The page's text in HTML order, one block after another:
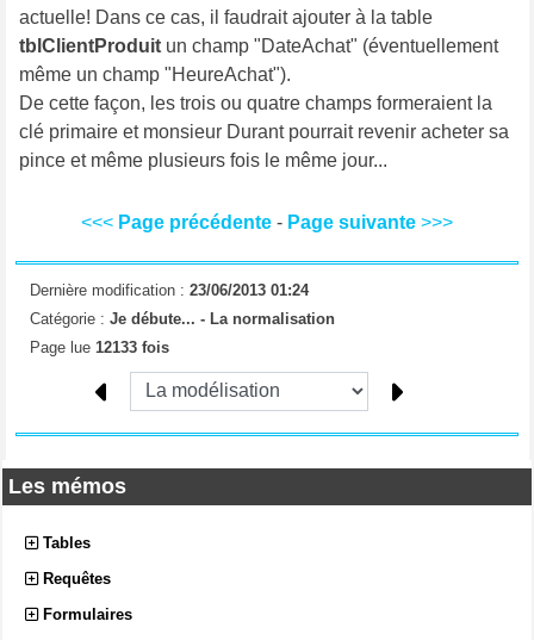
Les mémos
Tables
Requêtes
Formulaires
actuelle! Dans ce cas, il faudrait ajouter à la table
tblClientProduitun champ "DateAchat" (éventuellement
même un champ "HeureAchat").
De cette façon, les trois ou quatre champs formeraient la
clé primaire et monsieur Durant pourrait revenir acheter sa
pince et même plusieurs fois le même jour...
<<< Page précédente - Page suivante >>>
Dernière modification : 23/06/2013 01:24
Catégorie : Je débute... - La normalisation
Page lue 12133 fois